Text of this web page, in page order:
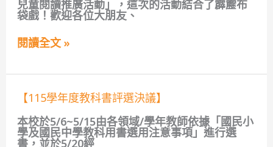
素
養
營】
兒童閱讀推廣活動」，這次的活動結合了霹靂布
袋戲！歡迎各位大朋友、
【2026
年
童
演
兒
閱
推
廣
活
閱讀全文 »
【115學年度教科書評選決議】
本校於5/6~5/15由各領域/學年教師依據「國民小
學及國民中學教科用書選用注意事項」進行選
書，並於5/20經
【115
學
年
度
教